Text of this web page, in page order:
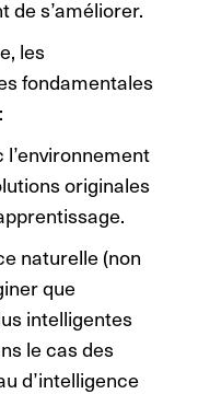
s’améliorer.
les
fondamentales
originales
naturelle (non
que
intelligentes
le cas des
d’intelligence